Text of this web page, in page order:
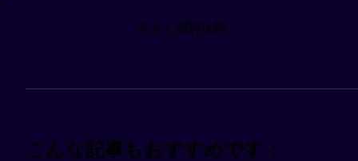
今すぐ無料体験
こんな記事もおすすめです：